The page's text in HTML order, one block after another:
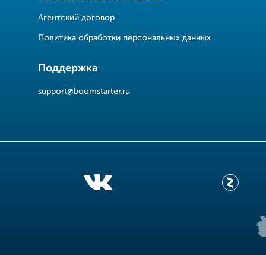
Агентский договор
Политика обработки персональных данных
Поддержка
support@boomstarter.ru